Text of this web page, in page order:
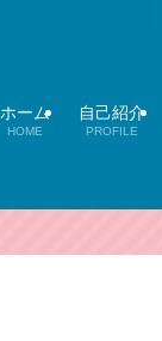
ホーム
HOME
自己紹介
PROFILE